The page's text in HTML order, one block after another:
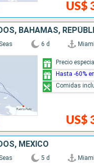
US$
6 d Miami
US$
Precio
Hasta -60%
Comidas
MÉXICO
5 d Miami